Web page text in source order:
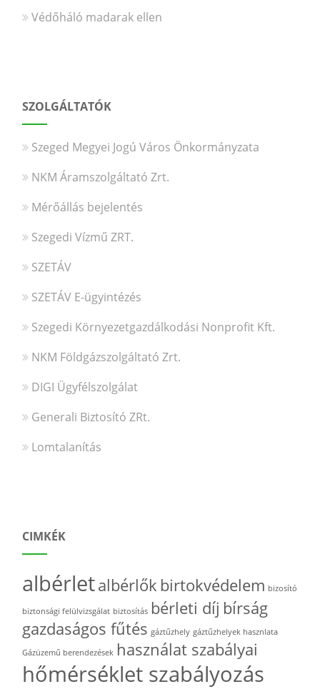
Védőháló madarak ellen
SZOLGÁLTATÓK
Szeged Megyei Jogú Város Önkormányzata
NKM Áramszolgáltató Zrt.
Mérőállás bejelentés
Szegedi Vízmű ZRT.
SZETÁV
SZETÁV E-ügyintézés
Szegedi Környezetgazdálkodási Nonprofit Kft.
NKM Földgázszolgáltató Zrt.
DIGI Ügyfélszolgálat
Generali Biztosító ZRt.
Lomtalanítás
CIMKÉK
albérletalbérlők birtokvédelem bizosító
biztonsági felülvizsgálat biztosítás bérleti díj bírság
gazdaságos fűtés gáztűzhely gáztűzhelyek hasznlata
Gázüzemű berendezések használat szabályai
hőmérséklet szabályozás